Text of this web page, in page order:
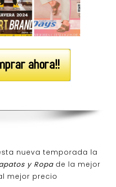
nueva temporada la
y Ropa de la mejor
mejor precio